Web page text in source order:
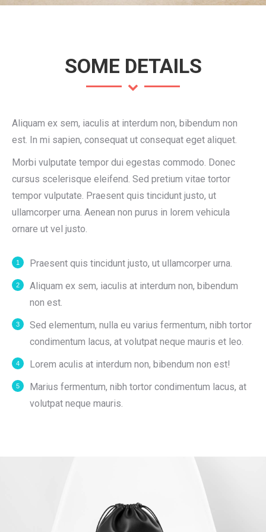
SOME DETAILS
Aliquam ex sem, iaculis at interdum non, bibendum non
est. In mi sapien, consequat ut consequat eget aliquet.
Morbi vulputate tempor dui egestas commodo. Donec
cursus scelerisque eleifend. Sed pretium vitae tortor
tempor vulputate. Praesent quis tincidunt justo, ut
ullamcorper urna. Aenean non purus in lorem vehicula
ornare ut vel justo.
Praesent quis tincidunt justo, ut ullamcorper urna.
Aliquam ex sem, iaculis at interdum non, bibendum
non est.
Sed elementum, nulla eu varius fermentum, nibh tortor
condimentum lacus, at volutpat neque mauris et leo.
Lorem aculis at interdum non, bibendum non est!
Мarius fermentum, nibh tortor condimentum lacus, at
volutpat neque mauris.